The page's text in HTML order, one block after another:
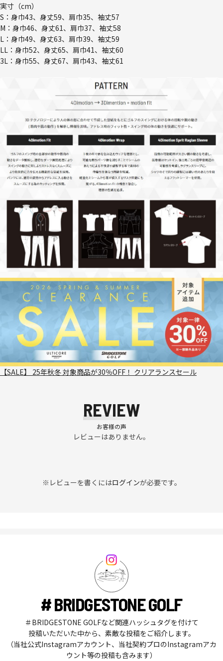
実寸（cm）
S：身巾43、身丈59、肩巾35、袖丈57
M：身巾46、身丈61、肩巾37、袖丈58
L：身巾49、身丈63、肩巾39、袖丈59
LL：身巾52、身丈65、肩巾41、袖丈60
3L：身巾55、身丈67、肩巾43、袖丈61
【SALE】 25年秋冬 対象商品が30％OFF！ クリアランスセール
REVIEW
お客様の声
レビューはありません。
※レビューを書くにはログインが必要です。
# BRIDGESTONE GOLF
＃BRIDGESTONE GOLFなど関連ハッシュタグを付けて
投稿いただいた中から、素敵な投稿をご紹介します。
（当社公式Instagramアカウント、当社契約プロのInstagramアカ
ウント等の投稿も含みます）